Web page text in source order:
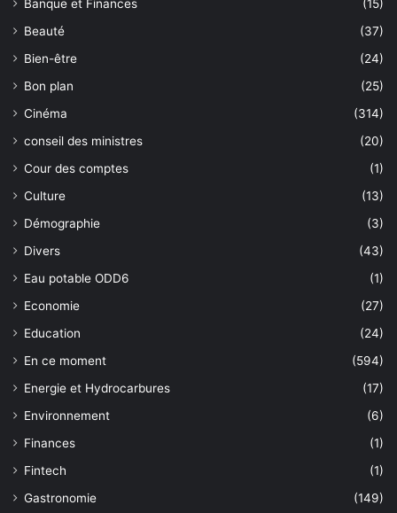
Banque et Finances
(15)
Beauté
(37)
Bien-être
(24)
Bon plan
(25)
Cinéma
(314)
conseil des ministres
(20)
Cour des comptes
(1)
Culture
(13)
Démographie
(3)
Divers
(43)
Eau potable ODD6
(1)
Economie
(27)
Education
(24)
En ce moment
(594)
Energie et Hydrocarbures
(17)
Environnement
(6)
Finances
(1)
Fintech
(1)
Gastronomie
(149)